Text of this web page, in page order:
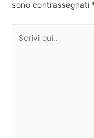
sono contrassegnati